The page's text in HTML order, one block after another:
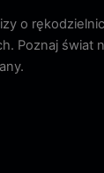
o
Poznaj świat